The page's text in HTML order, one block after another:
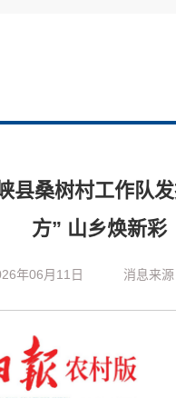
县桑树村工作队
方” 山乡焕新彩
年06月11日 消息来源